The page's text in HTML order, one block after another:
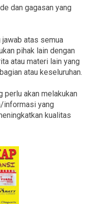
dan gagasan yang
atas semua
pihak lain dengan
atau materi lain yang
atau keseluruhan.
perlu akan melakukan
informasi yang
kualitas